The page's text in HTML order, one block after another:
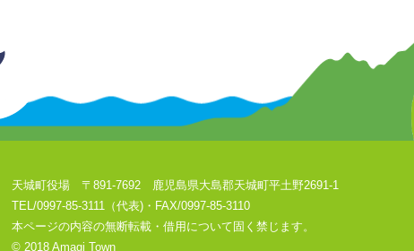
天城町役場 〒891-7692 鹿児島県大島郡天城町平土野2691-1
TEL/0997-85-3111（代表)・FAX/0997-85-3110
本ページの内容の無断転載・借用について固く禁じます。
© 2018 Amagi Town